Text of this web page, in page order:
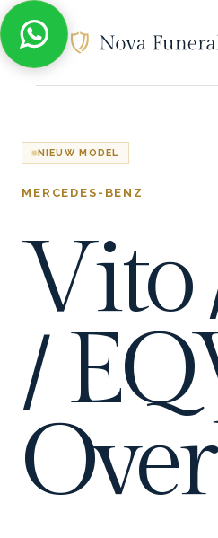
NIEUW MODEL
MERCEDES-BENZ
Vito
/